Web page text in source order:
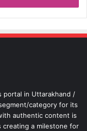
portal in Uttarakhand /
category for its
authentic content is
a milestone for